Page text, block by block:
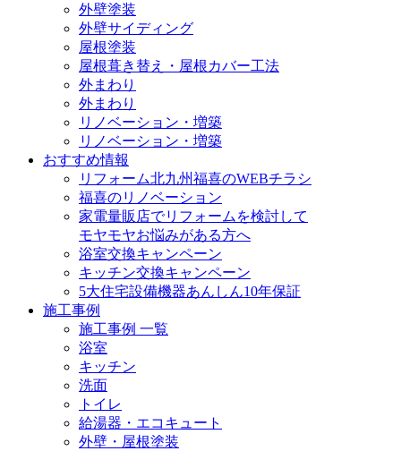
外壁塗装
外壁サイディング
屋根塗装
屋根葺き替え・屋根カバー工法
外まわり
外まわり
リノベーション・増築
リノベーション・増築
おすすめ情報
リフォーム北九州福喜のWEBチラシ
福喜のリノベーション
家電量販店でリフォームを検討して
モヤモヤお悩みがある方へ
浴室交換キャンペーン
キッチン交換キャンペーン
5大住宅設備機器あんしん10年保証
施工事例
施工事例 一覧
浴室
キッチン
洗面
トイレ
給湯器・エコキュート
外壁・屋根塗装